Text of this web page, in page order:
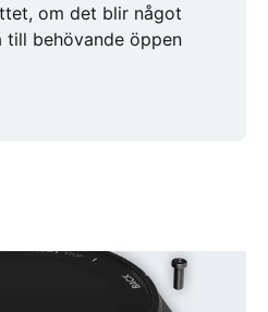
om det blir något
till behövande öppen